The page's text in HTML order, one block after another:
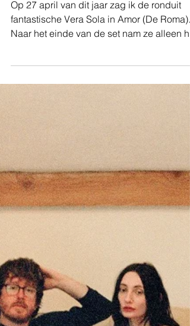
Op 27 april van dit jaar zag ik de ronduit
fantastische Vera Sola in Amor (De Roma).
Naar het einde van de set nam ze alleen